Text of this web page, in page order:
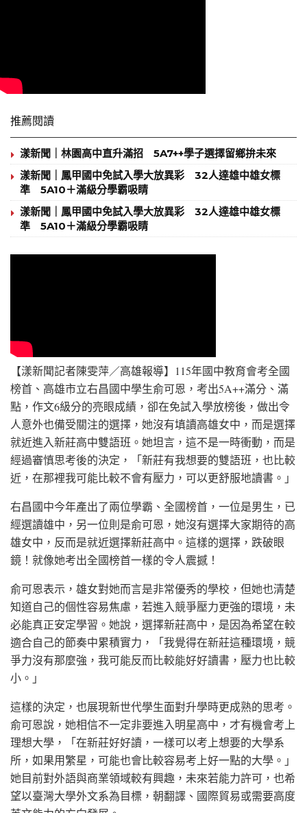
推薦閱讀
漾新聞｜林園高中直升滿招 5A7++學子選擇留鄉拚未來
漾新聞｜鳳甲國中免試入學大放異彩 32人達雄中雄女標
準 5A10＋滿級分學霸吸睛
漾新聞｜鳳甲國中免試入學大放異彩 32人達雄中雄女標
準 5A10＋滿級分學霸吸睛
【漾新聞記者陳雯萍／高雄報導】115年國中教育會考全國
榜首、高雄市立右昌國中學生俞可恩，考出5A++滿分、滿
點，作文6級分的亮眼成績，卻在免試入學放榜後，做出令
人意外也備受關注的選擇，她沒有填讀高雄女中，而是選擇
就近進入新莊高中雙語班。她坦言，這不是一時衝動，而是
經過審慎思考後的決定，「新莊有我想要的雙語班，也比較
近，在那裡我可能比較不會有壓力，可以更舒服地讀書。」
右昌國中今年產出了兩位學霸、全國榜首，一位是男生，已
經選讀雄中，另一位則是俞可恩，她沒有選擇大家期待的高
雄女中，反而是就近選擇新莊高中。這樣的選擇，跌破眼
鏡！就像她考出全國榜首一樣的令人震撼！
俞可恩表示，雄女對她而言是非常優秀的學校，但她也清楚
知道自己的個性容易焦慮，若進入競爭壓力更強的環境，未
必能真正安定學習。她說，選擇新莊高中，是因為希望在較
適合自己的節奏中累積實力，「我覺得在新莊這種環境，競
爭力沒有那麼強，我可能反而比較能好好讀書，壓力也比較
小。」
這樣的決定，也展現新世代學生面對升學時更成熟的思考。
俞可恩說，她相信不一定非要進入明星高中，才有機會考上
理想大學，「在新莊好好讀，一樣可以考上想要的大學系
所，如果用繁星，可能也會比較容易考上好一點的大學。」
她目前對外語與商業領域較有興趣，未來若能力許可，也希
望以臺灣大學外文系為目標，朝翻譯、國際貿易或需要高度